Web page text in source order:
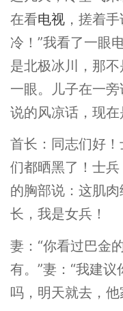
在看电视 ，搓着
冷！”我看了一眼
是北极冰川，那
一眼。儿子在一
说的风凉话，现
首长：同志们好
们都晒黑了！士
的胸部说：这肌
长，我是女兵！
妻：“你看过巴金
有。”妻：“我建
吗，明天就去，他